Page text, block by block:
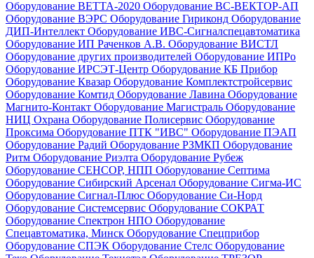
Оборудование ВЕТТА-2020 Оборудование ВС-ВЕКТОР-АП
Оборудование ВЭРС Оборудование Гириконд Оборудование
ДИП-Интеллект Оборудование ИВС-Сигналспецавтоматика
Оборудование ИП Раченков А.В. Оборудование ВИСТЛ
Оборудование других производителей Оборудование ИПРо
Оборудование ИРСЭТ-Центр Оборудование КБ Прибор
Оборудование Квазар Оборудование Комплектстройсервис
Оборудование Комтид Оборудование Лавина Оборудование
Магнито-Контакт Оборудование Магистраль Оборудование
НИЦ Охрана Оборудование Полисервис Оборудование
Проксима Оборудование ПТК "ИВС" Оборудование ПЭАП
Оборудование Радий Оборудование РЗМКП Оборудование
Ритм Оборудование Риэлта Оборудование Рубеж
Оборудование СЕНСОР, НПП Оборудование Септима
Оборудование Сибирский Арсенал Оборудование Сигма-ИС
Оборудование Сигнал-Плюс Оборудование Си-Норд
Оборудование Системсервис Оборудование СОКРАТ
Оборудование Спектрон НПО Оборудование
Спецавтоматика, Минск Оборудование Спецприбор
Оборудование СПЭК Оборудование Стелс Оборудование